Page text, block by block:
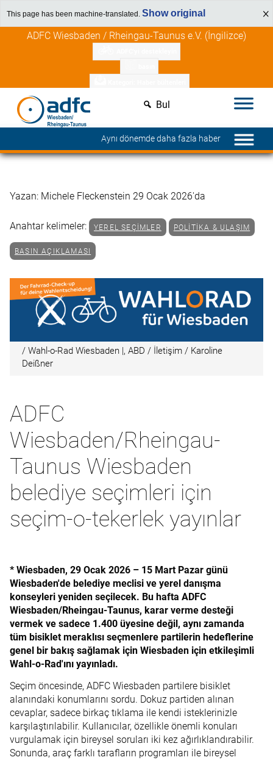
This page has been machine-translated. Show original
Üye avantajlarını keşfedin
ADFC Wiesbaden / Rheingau-Taunus e.V. (İngilizce)
Bul
Aynı dönemde daha fazla haber
Yazan: Michele Fleckenstein 29 Ocak 2026'da
Anahtar kelimeler: YEREL SEÇIMLER POLITIKA & ULAŞIM
BASIN AÇIKLAMASI
/ Wahl-o-Rad Wiesbaden |, ABD / İletişim / Karoline
Deißner
ADFC
Wiesbaden/Rheingau-
Taunus Wiesbaden
belediye seçimleri için
seçim-o-tekerlek yayınlar
* Wiesbaden, 29 Ocak 2026 – 15 Mart Pazar günü
Wiesbaden'de belediye meclisi ve yerel danışma
konseyleri yeniden seçilecek. Bu hafta ADFC
Wiesbaden/Rheingau-Taunus, karar verme desteği
vermek ve sadece 1.400 üyesine değil, aynı zamanda
tüm bisiklet meraklısı seçmenlere partilerin hedeflerine
genel bir bakış sağlamak için Wiesbaden için etkileşimli
Wahl-o-Rad'ını yayınladı.
Seçim öncesinde, ADFC Wiesbaden partilere bisiklet
alanındaki konumlarını sordu. Dokuz partiden alınan
cevaplar, sadece birkaç tıklama ile kendi isteklerinizle
karşılaştırılabilir. Kullanıcılar, özellikle önemli konuları
vurgulamak için bireysel soruları iki kez ağırlıklandırabilir.
Sonunda, araç farklı tarafların programları ile bireysel